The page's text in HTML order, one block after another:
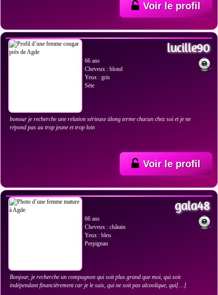
Voir le profil
lucille90
66 ans
Cheveux : blond
Yeux : gris
Sète
bonour je recherche une relation sérieuse àlong terme chacun chez soi et je ne
répond pas au trop jeune et trop loin
Voir le profil
gala48
66 ans
Cheveux : châtain
Yeux : bleu
Perpignan
Bonjour, je recherche un compagnon qui soit plus grand que moi, qui soit
indépendant financièrement car je le suis, qui ne soit pas alcoolique, qui[…]